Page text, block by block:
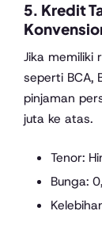
5. Kredit
Jika memiliki
seperti BCA,
pinjaman
juta ke atas.
Tenor:
Bunga: